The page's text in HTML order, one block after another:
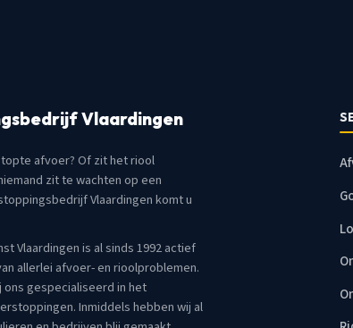
Vlaardingen
afvoer? Of zit het riool
zit te wachten op een
Vlaardingen komt u
Vlaardingen is al sinds 1992 actief
allerlei afvoer- en rioolproblemen.
ons gespecialiseerd in het
Inmiddels hebben wij al